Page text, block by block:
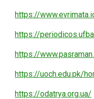
https://
https://
https://
https://uoch.edu.pk/
https://odatrya.org.ua/